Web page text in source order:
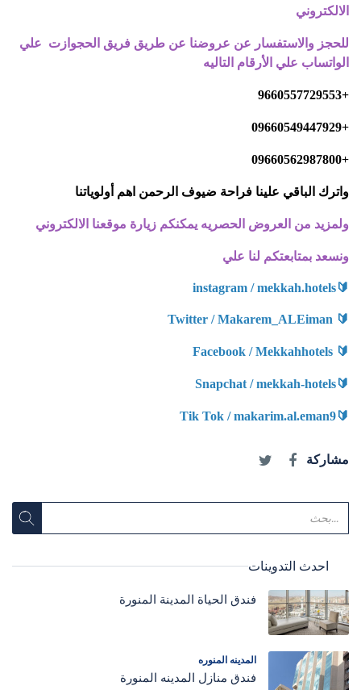
الالكتروني
للحجز والاستفسار عن عروضنا عن طريق فريق الحجوازت علي
الواتساب علي الأرقام التاليه
+9660557729553
+09660549447929
+09660562987800
واترك الباقي علينا فراحة ضيوف الرحمن اهم أولوياتنا
ولمزيد من العروض الحصريه يمكنكم زيارة موقعنا الالكتروني
ونسعد بمتابعتكم لنا علي
🔰
instagram / mekkah.hotels
🔰
🔰
🔰
Snapchat / mekkah-hotels
🔰
Tik Tok / makarim.al.eman9
مشاركة
احدث التدوينات
فندق الحياة المدينة المنورة
المدينه المنوره
فندق منازل المدينه المنورة